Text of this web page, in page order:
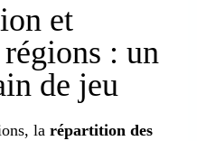
et
: un
de jeu
la répartition des